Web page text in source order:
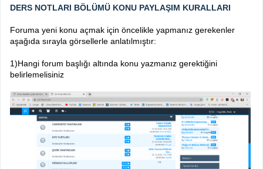
DERS NOTLARI BÖLÜMÜ KONU PAYLAŞIM KURALLARI
Foruma yeni konu açmak için öncelikle yapmanız gerekenler
aşağıda sırayla görsellerle anlatılmıştır:
1)Hangi forum başlığı altında konu yazmanız gerektiğini
belirlemelisiniz